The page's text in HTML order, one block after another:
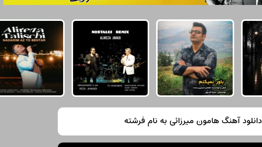
دانلود آهنگ هامون میرزائی به نام فرشته